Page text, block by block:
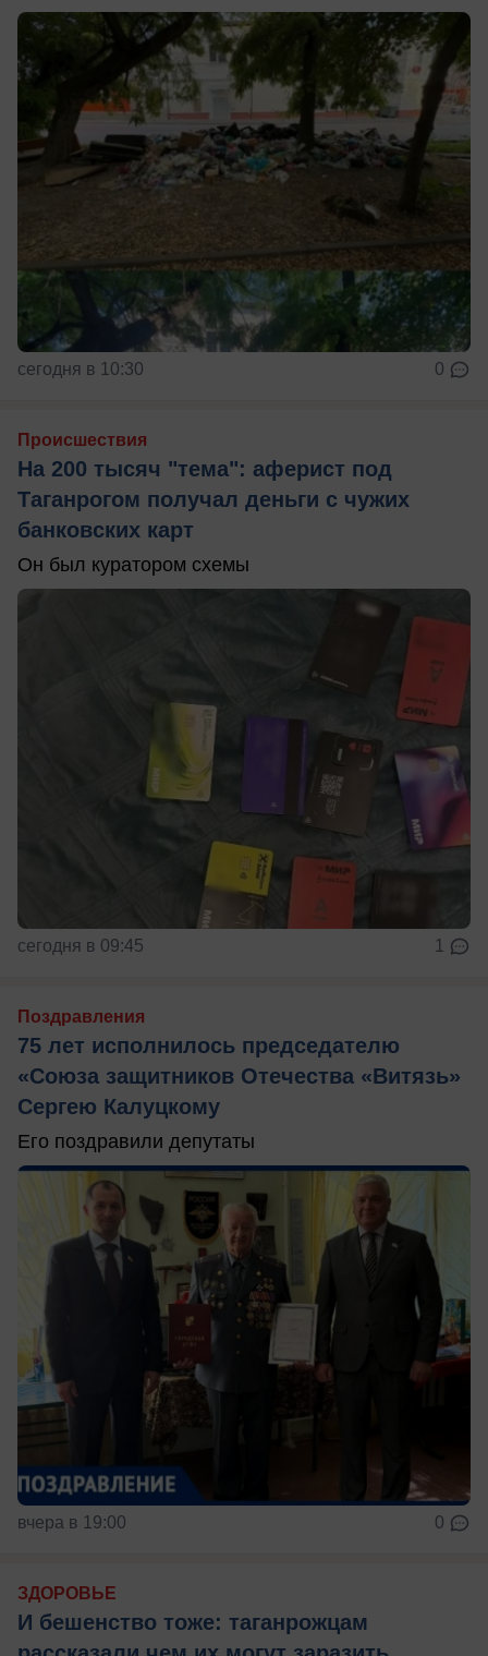
сегодня в 10:30 0
Происшествия
На 200 тысяч "тема": аферист под
Таганрогом получал деньги с чужих
банковских карт
Он был куратором схемы
сегодня в 09:45 1
Поздравления
75 лет исполнилось председателю
«Союза защитников Отечества «Витязь»
Сергею Калуцкому
Его поздравили депутаты
вчера в 19:00 0
ЗДОРОВЬЕ
И бешенство тоже: таганрожцам